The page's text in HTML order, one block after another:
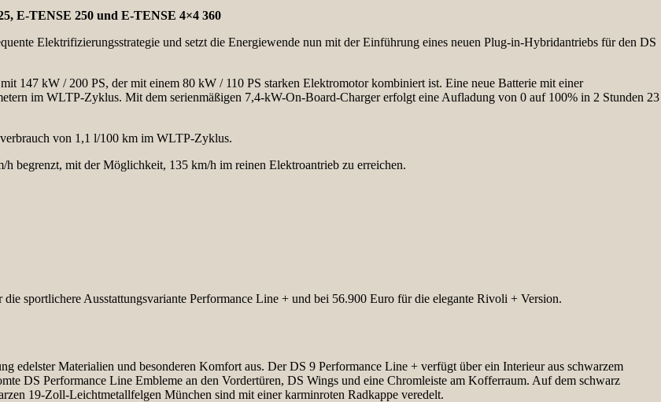
E-TENSE 250 und E-TENSE 4×4 360
Elektrifizierungsstrategie und setzt die Energiewende nun mit der Einführung eines neuen Plug-in-Hybridantriebs für den DS
147 kW / 200 PS, der mit einem 80 kW / 110 PS starken Elektromotor kombiniert ist. Eine neue Batterie mit einer
im WLTP-Zyklus. Mit dem serienmäßigen 7,4-kW-On-Board-Charger erfolgt eine Aufladung von 0 auf 100% in 2 Stunden 23
von 1,1 l/100 km im WLTP-Zyklus.
begrenzt, mit der Möglichkeit, 135 km/h im reinen Elektroantrieb zu erreichen.
sportlichere Ausstattungsvariante Performance Line + und bei 56.900 Euro für die elegante Rivoli + Version.
edelster Materialien und besonderen Komfort aus. Der DS 9 Performance Line + verfügt über ein Interieur aus schwarzem
DS Performance Line Embleme an den Vordertüren, DS Wings und eine Chromleiste am Kofferraum. Auf dem schwarz
19-Zoll-Leichtmetallfelgen München sind mit einer karminroten Radkappe veredelt.